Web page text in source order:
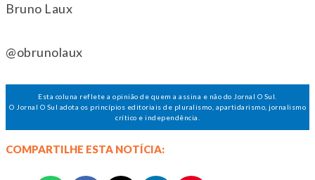
Bruno Laux
@obrunolaux
Esta coluna reflete a opinião de quem a assina e não do Jornal O Sul.
O Jornal O Sul adota os princípios editoriais de pluralismo, apartidarismo, jornalismo
crítico e independência.
COMPARTILHE ESTA NOTÍCIA: